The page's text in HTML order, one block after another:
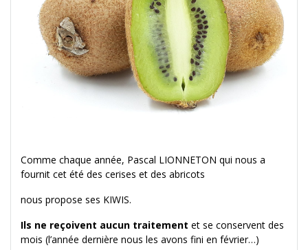
Comme chaque année, Pascal LIONNETON qui nous a
fournit cet été des cerises et des abricots
nous propose ses KIWIS.
Ils ne reçoivent aucun traitement et se conservent des
mois (l’année dernière nous les avons fini en février…)